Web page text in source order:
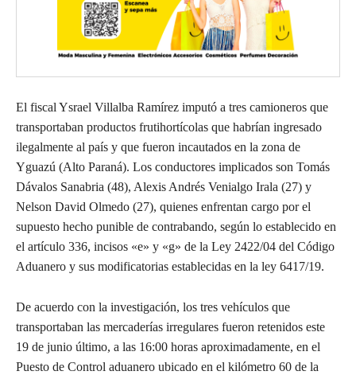
El fiscal Ysrael Villalba Ramírez imputó a tres camioneros que
transportaban productos frutihortícolas que habrían ingresado
ilegalmente al país y que fueron incautados en la zona de
Yguazú (Alto Paraná). Los conductores implicados son Tomás
Dávalos Sanabria (48), Alexis Andrés Venialgo Irala (27) y
Nelson David Olmedo (27), quienes enfrentan cargo por el
supuesto hecho punible de contrabando, según lo establecido en
el artículo 336, incisos «e» y «g» de la Ley 2422/04 del Código
Aduanero y sus modificatorias establecidas en la ley 6417/19.
De acuerdo con la investigación, los tres vehículos que
transportaban las mercaderías irregulares fueron retenidos este
19 de junio último, a las 16:00 horas aproximadamente, en el
Puesto de Control aduanero ubicado en el kilómetro 60 de la